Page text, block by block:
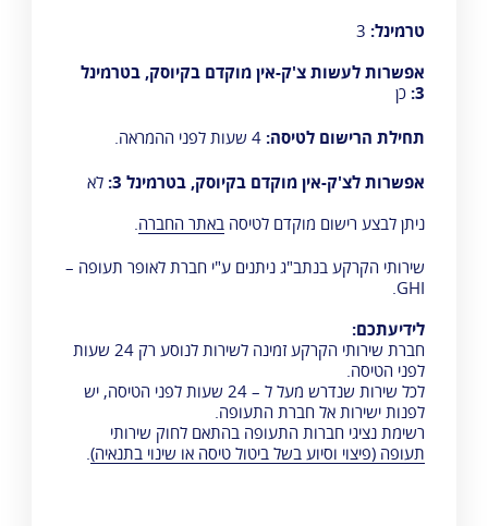
טרמינל:
אפשרות לעשות צ'ק-אין מוקדם בקיוסק, בטרמינל
3: כן
תחילת הרישום לטיסה: 4 שעות לפני ההמראה.
אפשרות לצ'ק-אין מוקדם בקיוסק, בטרמינל 3:
לא
ניתן לבצע רישום מוקדם לטיסה באתר החברה
שירותי הקרקע בנתב"ג ניתנים ע"י חברת לאופר תעופה –
GHI
.
לידיעתכם:
חברת שירותי הקרקע זמינה לשירות לנוסע רק 24 שעות
לפני הטיסה.
לכל שירות שנדרש מעל ל – 24 שעות לפני הטיסה, יש
לפנות ישירות אל חברת התעופה.
רשימת נציגי חברות התעופה בהתאם לחוק שירותי
תעופה (פיצוי וסיוע בשל ביטול טיסה או שינוי בתנאיה).